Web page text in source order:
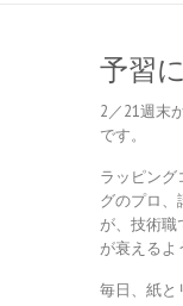
予習
2／21週末
です。
ラッピング
グのプロ、
が、技術職
が衰えるよ
毎日、紙と